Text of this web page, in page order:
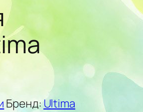
Бренд:Ultima